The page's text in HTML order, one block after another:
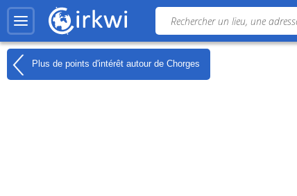
Plus de points d'intérêt autour de Chorges